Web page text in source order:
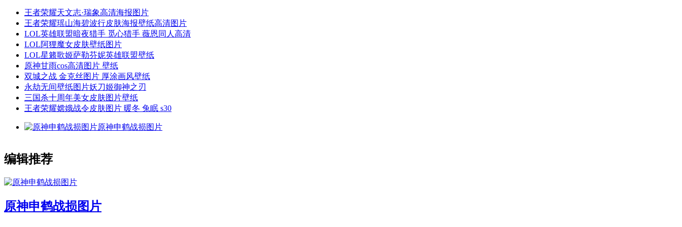
王者荣耀天文志·瑞象高清海报图片
王者荣耀瑶山海碧波行皮肤海报壁纸高清图片
LOL英雄联盟暗夜猎手 觅心猎手 薇恩同人高清
LOL阿狸魔女皮肤壁纸图片
LOL星籁歌姬萨勒芬妮英雄联盟壁纸
原神甘雨cos高清图片 壁纸
双城之战 金克丝图片 厚涂画风壁纸
永劫无间壁纸图片妖刀姬御神之刃
三国杀十周年美女皮肤图片壁纸
王者荣耀嫦娥战令皮肤图片 暖冬 兔眠 s30
原神申鹤战损图片
编辑推荐
原神申鹤战损图片